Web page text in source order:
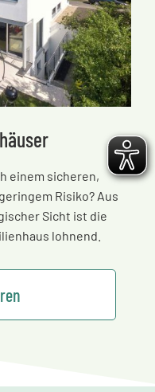
einem sicheren,
Risiko? Aus
Sicht ist die
lohnend.